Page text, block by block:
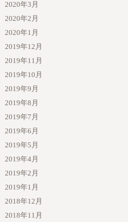
2020年3月
2020年2月
2020年1月
2019年12月
2019年11月
2019年10月
2019年9月
2019年8月
2019年7月
2019年6月
2019年5月
2019年4月
2019年2月
2019年1月
2018年12月
2018年11月